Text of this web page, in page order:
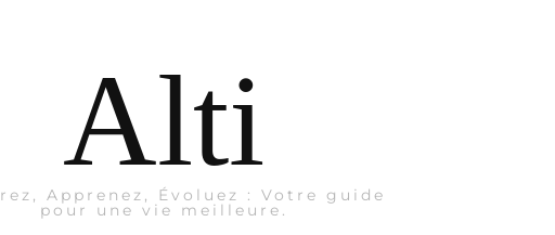
Alti
Apprenez, Évoluez : Votre guide
pour une vie meilleure.